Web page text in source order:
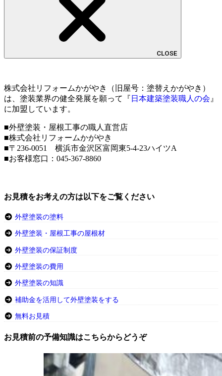
CLOSE
株式会社リフォームかがやき（旧屋号：塗替えかがやき）
は、塗装業界の健全発展を願って『 日本建築塗装職人の会 』
に加盟しています。
■外壁塗装・屋根工事の職人直営店
■株式会社リフォームかがやき
■〒236-0051 横浜市金沢区富岡東5-4-23ハイツA
■お客様窓口： 045-367-8860
お見積をお考えの方は以下をご覧ください
外壁塗装の塗料
外壁塗装・屋根工事の屋根材
外壁塗装の保証制度
外壁塗装の費用
外壁塗装の知識
補助金を活用して外壁塗装をする
無料お見積
お見積前の予備知識はこちらからどうぞ